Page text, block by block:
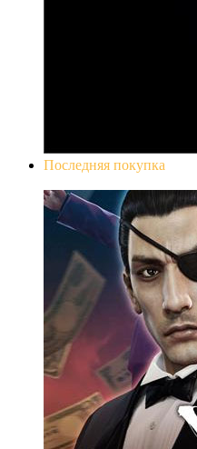
Последняя покупка